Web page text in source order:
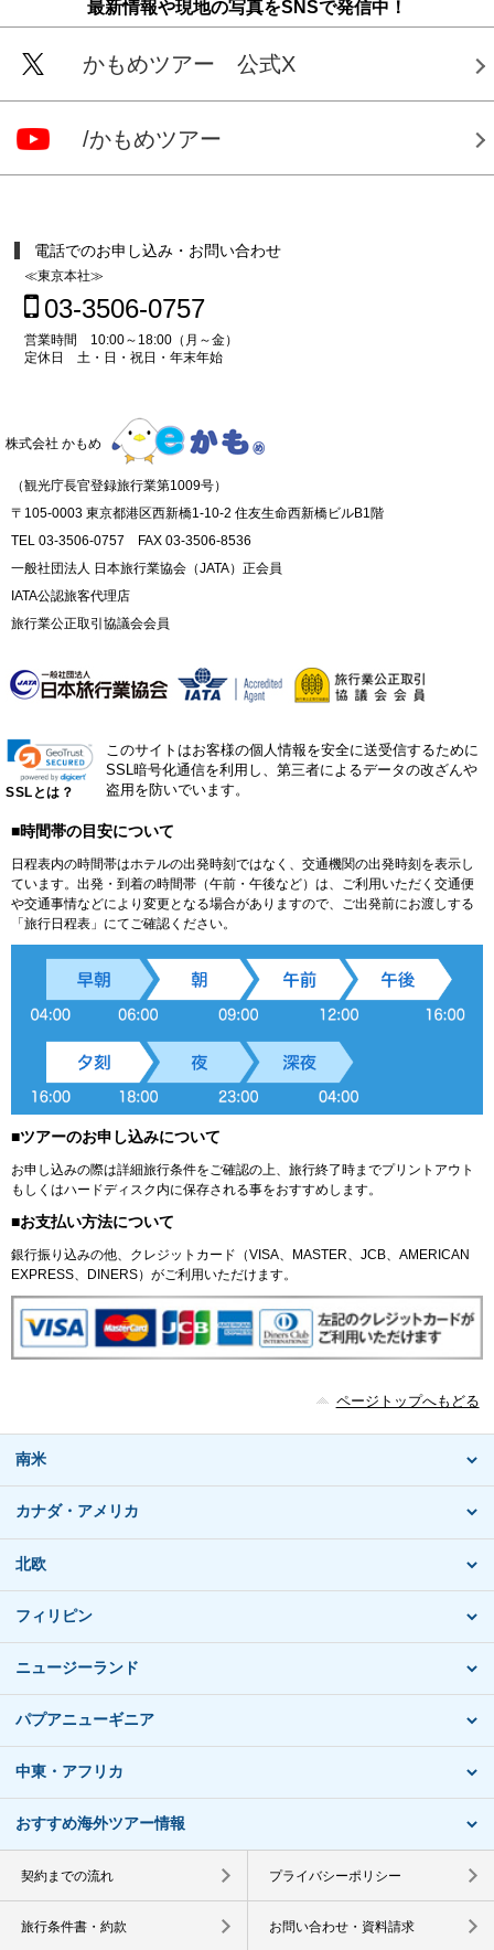
最新情報や現地の写真をSNSで発信中！
かもめツアー 公式X
/かもめツアー
電話でのお申し込み・お問い合わせ
≪東京本社≫
03-3506-0757
営業時間 10:00～18:00（月～金）
定休日 土・日・祝日・年末年始
株式会社 かもめ
（観光庁長官登録旅行業第1009号）
〒105-0003 東京都港区西新橋1-10-2 住友生命西新橋ビルB1階
TEL 03-3506-0757 FAX 03-3506-8536
一般社団法人 日本旅行業協会（JATA）正会員
IATA公認旅客代理店
旅行業公正取引協議会会員
SSLとは？
このサイトはお客様の個人情報を安全に送受信するために
SSL暗号化通信を利用し、第三者によるデータの改ざんや
盗用を防いでいます。
■時間帯の目安について
日程表内の時間帯はホテルの出発時刻ではなく、交通機関の出発時刻を表示し
ています。出発・到着の時間帯（午前・午後など）は、ご利用いただく交通便
や交通事情などにより変更となる場合がありますので、ご出発前にお渡しする
「旅行日程表」にてご確認ください。
■ツアーのお申し込みについて
お申し込みの際は詳細旅行条件をご確認の上、旅行終了時までプリントアウト
もしくはハードディスク内に保存される事をおすすめします。
■お支払い方法について
銀行振り込みの他、クレジットカード（VISA、MASTER、JCB、AMERICAN
EXPRESS、DINERS）がご利用いただけます。
ページトップへもどる
南米
カナダ・アメリカ
北欧
フィリピン
ニュージーランド
パプアニューギニア
中東・アフリカ
おすすめ海外ツアー情報
契約までの流れ プライバシーポリシー
旅行条件書・約款 お問い合わせ・資料請求